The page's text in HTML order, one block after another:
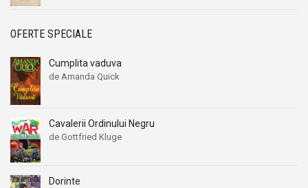
OFERTE SPECIALE
Cumplita vaduva
de Amanda Quick
Cavalerii Ordinului Negru
de Gottfried Kluge
Dorinte